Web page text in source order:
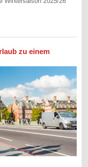
zu einem